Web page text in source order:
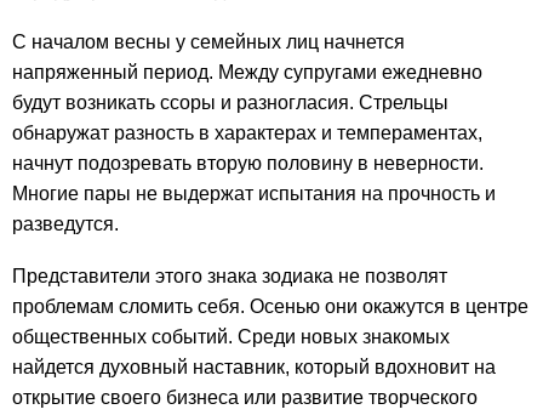
С началом весны у семейных лиц начнется
напряженный период. Между супругами ежедневно
будут возникать ссоры и разногласия. Стрельцы
обнаружат разность в характерах и темпераментах,
начнут подозревать вторую половину в неверности.
Многие пары не выдержат испытания на прочность и
разведутся.
Представители этого знака зодиака не позволят
проблемам сломить себя. Осенью они окажутся в центре
общественных событий. Среди новых знакомых
найдется духовный наставник, который вдохновит на
открытие своего бизнеса или развитие творческого